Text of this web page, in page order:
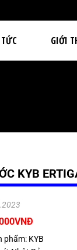
GIỚI
KYB
phẩm: KYB